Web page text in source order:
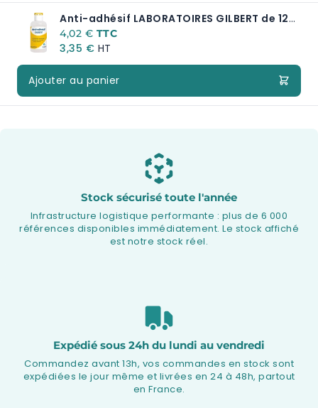
Anti-adhésif LABORATOIRES GILBERT de 125 ml
4,02 €
3,35 €
Ajouter au panier
Stock sécurisé toute l'année
Infrastructure logistique performante : plus de 6 000
références disponibles immédiatement. Le stock affiché
est notre stock réel.
Expédié sous 24h du lundi au vendredi
Commandez avant 13h, vos commandes en stock sont
expédiées le jour même et livrées en 24 à 48h, partout
en France.